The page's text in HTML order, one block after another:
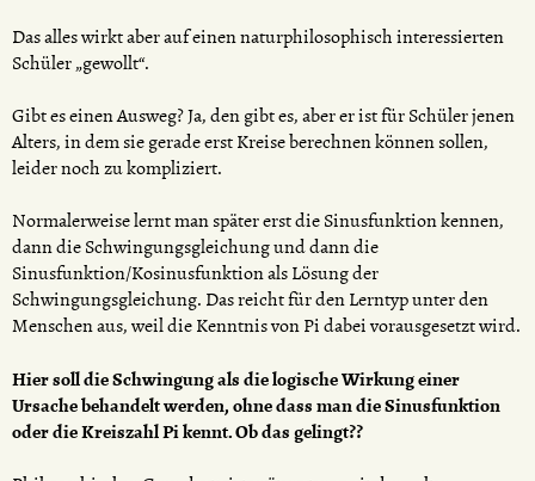
Das alles wirkt aber auf einen naturphilosophisch interessierten
Schüler „gewollt“.
Gibt es einen Ausweg? Ja, den gibt es, aber er ist für Schüler jenen
Alters, in dem sie gerade erst Kreise berechnen können sollen,
leider noch zu kompliziert.
Normalerweise lernt man später erst die Sinusfunktion kennen,
dann die Schwingungsgleichung und dann die
Sinusfunktion/Kosinusfunktion als Lösung der
Schwingungsgleichung. Das reicht für den Lerntyp unter den
Menschen aus, weil die Kenntnis von Pi dabei vorausgesetzt wird.
Hier soll die Schwingung als die logische Wirkung einer
Ursache behandelt werden, ohne dass man die Sinusfunktion
oder die Kreiszahl Pi kennt. Ob das gelingt??